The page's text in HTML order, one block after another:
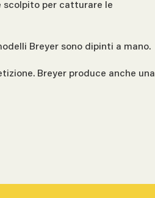
scolpito per catturare le
Breyer sono dipinti a mano.
Breyer produce anche una